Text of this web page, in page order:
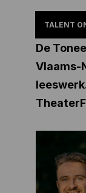
TALENT
De
Vlaams-